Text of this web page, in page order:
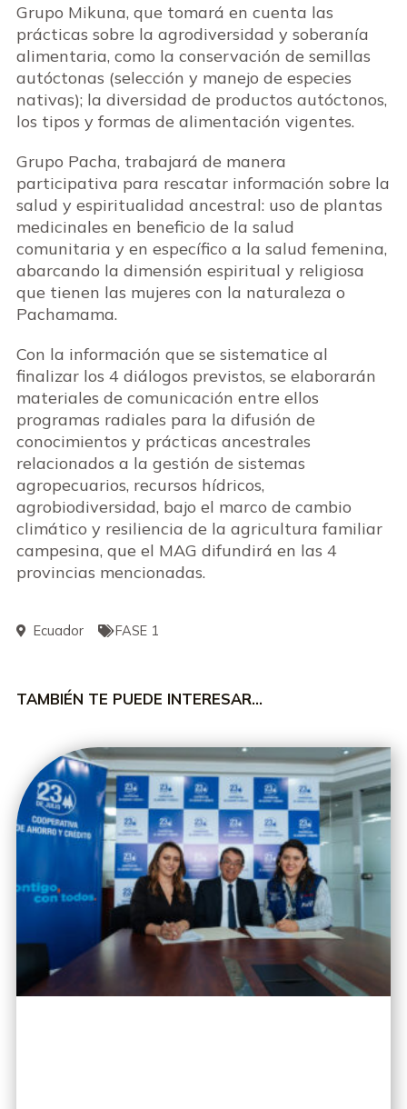
Grupo Mikuna, que tomará en cuenta las
prácticas sobre la agrodiversidad y soberanía
alimentaria, como la conservación de semillas
autóctonas (selección y manejo de especies
nativas); la diversidad de productos autóctonos,
los tipos y formas de alimentación vigentes.
Grupo Pacha, trabajará de manera
participativa para rescatar información sobre la
salud y espiritualidad ancestral: uso de plantas
medicinales en beneficio de la salud
comunitaria y en específico a la salud femenina,
abarcando la dimensión espiritual y religiosa
que tienen las mujeres con la naturaleza o
Pachamama.
Con la información que se sistematice al
finalizar los 4 diálogos previstos, se elaborarán
materiales de comunicación entre ellos
programas radiales para la difusión de
conocimientos y prácticas ancestrales
relacionados a la gestión de sistemas
agropecuarios, recursos hídricos,
agrobiodiversidad, bajo el marco de cambio
climático y resiliencia de la agricultura familiar
campesina, que el MAG difundirá en las 4
provincias mencionadas.
Ecuador FASE 1
TAMBIÉN TE PUEDE INTERESAR…